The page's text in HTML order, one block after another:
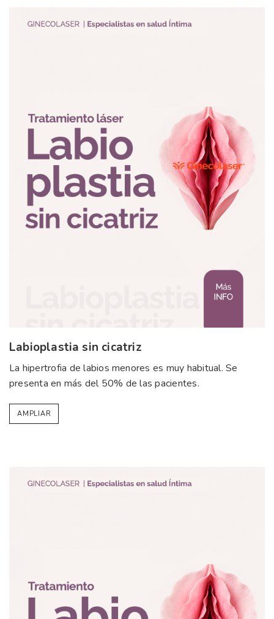
Labioplastia sin cicatriz
La hipertrofia de labios menores es muy habitual. Se
presenta en más del 50% de las pacientes.
AMPLIAR